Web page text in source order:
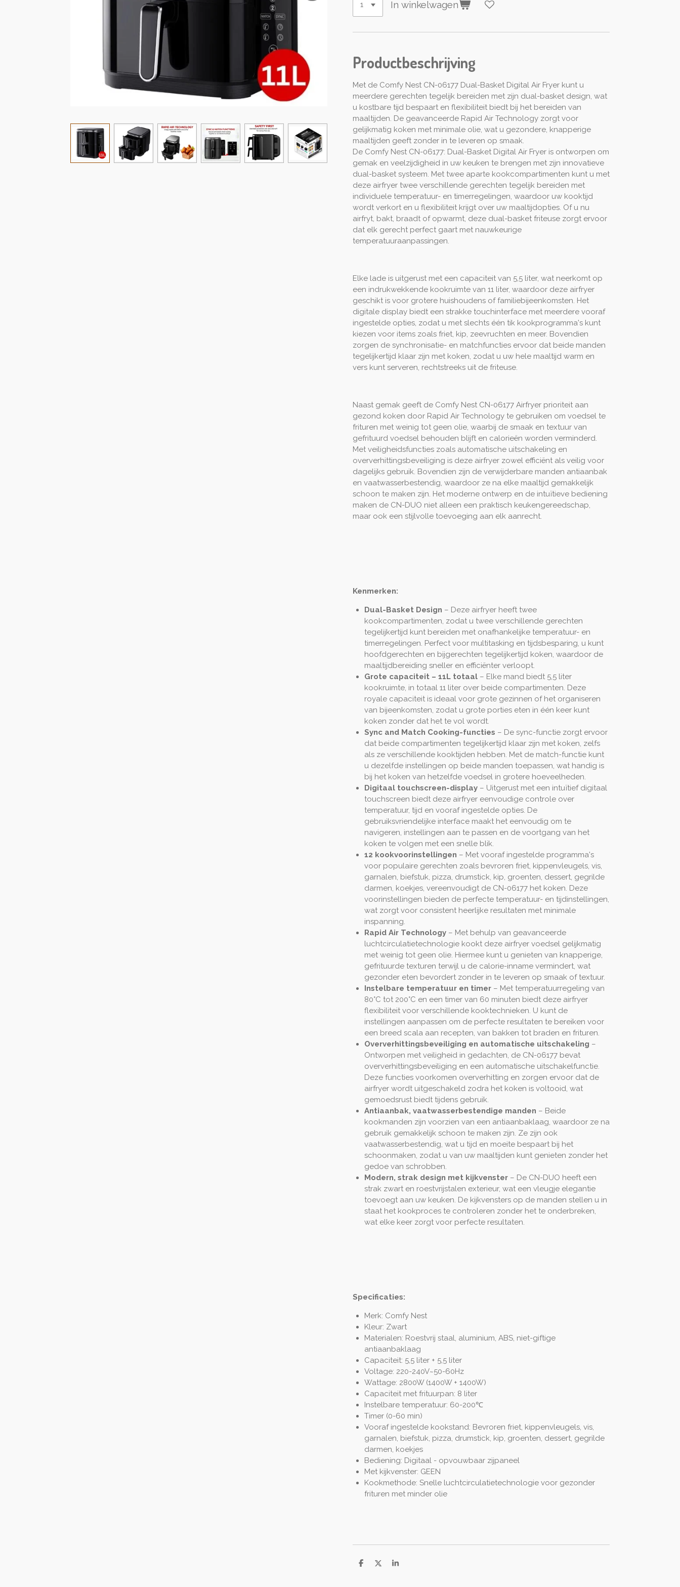
In winkelwagen
Productbeschrijving
Met de Comfy Nest CN-06177 Dual-Basket Digital Air Fryer kunt u
meerdere gerechten tegelijk bereiden met zijn dual-basket design, wat
u kostbare tijd bespaart en flexibiliteit biedt bij het bereiden van
maaltijden. De geavanceerde Rapid Air Technology zorgt voor
gelijkmatig koken met minimale olie, wat u gezondere, knapperige
maaltijden geeft zonder in te leveren op smaak.
De Comfy Nest CN-06177: Dual-Basket Digital Air Fryer is ontworpen om
gemak en veelzijdigheid in uw keuken te brengen met zijn innovatieve
dual-basket systeem. Met twee aparte kookcompartimenten kunt u met
deze airfryer twee verschillende gerechten tegelijk bereiden met
individuele temperatuur- en timerregelingen, waardoor uw kooktijd
wordt verkort en u flexibiliteit krijgt over uw maaltijdopties. Of u nu
airfryt, bakt, braadt of opwarmt, deze dual-basket friteuse zorgt ervoor
dat elk gerecht perfect gaart met nauwkeurige
temperatuuraanpassingen.
Elke lade is uitgerust met een capaciteit van 5,5 liter, wat neerkomt op
een indrukwekkende kookruimte van 11 liter, waardoor deze airfryer
geschikt is voor grotere huishoudens of familiebijeenkomsten. Het
digitale display biedt een strakke touchinterface met meerdere vooraf
ingestelde opties, zodat u met slechts één tik kookprogramma's kunt
kiezen voor items zoals friet, kip, zeevruchten en meer. Bovendien
zorgen de synchronisatie- en matchfuncties ervoor dat beide manden
tegelijkertijd klaar zijn met koken, zodat u uw hele maaltijd warm en
vers kunt serveren, rechtstreeks uit de friteuse.
Naast gemak geeft de Comfy Nest CN-06177 Airfryer prioriteit aan
gezond koken door Rapid Air Technology te gebruiken om voedsel te
frituren met weinig tot geen olie, waarbij de smaak en textuur van
gefrituurd voedsel behouden blijft en calorieën worden verminderd.
Met veiligheidsfuncties zoals automatische uitschakeling en
oververhittingsbeveiliging is deze airfryer zowel efficiënt als veilig voor
dagelijks gebruik. Bovendien zijn de verwijderbare manden antiaanbak
en vaatwasserbestendig, waardoor ze na elke maaltijd gemakkelijk
schoon te maken zijn. Het moderne ontwerp en de intuïtieve bediening
maken de CN-DUO niet alleen een praktisch keukengereedschap,
maar ook een stijlvolle toevoeging aan elk aanrecht.
Kenmerken:
Dual-Basket Design – Deze airfryer heeft twee
kookcompartimenten, zodat u twee verschillende gerechten
tegelijkertijd kunt bereiden met onafhankelijke temperatuur- en
timerregelingen. Perfect voor multitasking en tijdsbesparing, u kunt
hoofdgerechten en bijgerechten tegelijkertijd koken, waardoor de
maaltijdbereiding sneller en efficiënter verloopt.
Grote capaciteit – 11L totaal – Elke mand biedt 5,5 liter
kookruimte, in totaal 11 liter over beide compartimenten. Deze
royale capaciteit is ideaal voor grote gezinnen of het organiseren
van bijeenkomsten, zodat u grote porties eten in één keer kunt
koken zonder dat het te vol wordt.
Sync and Match Cooking-functies – De sync-functie zorgt ervoor
dat beide compartimenten tegelijkertijd klaar zijn met koken, zelfs
als ze verschillende kooktijden hebben. Met de match-functie kunt
u dezelfde instellingen op beide manden toepassen, wat handig is
bij het koken van hetzelfde voedsel in grotere hoeveelheden.
Digitaal touchscreen-display – Uitgerust met een intuïtief digitaal
touchscreen biedt deze airfryer eenvoudige controle over
temperatuur, tijd en vooraf ingestelde opties. De
gebruiksvriendelijke interface maakt het eenvoudig om te
navigeren, instellingen aan te passen en de voortgang van het
koken te volgen met een snelle blik.
12 kookvoorinstellingen – Met vooraf ingestelde programma's
voor populaire gerechten zoals bevroren friet, kippenvleugels, vis,
garnalen, biefstuk, pizza, drumstick, kip, groenten, dessert, gegrilde
darmen, koekjes, vereenvoudigt de CN-06177 het koken. Deze
voorinstellingen bieden de perfecte temperatuur- en tijdinstellingen,
wat zorgt voor consistent heerlijke resultaten met minimale
inspanning.
Rapid Air Technology – Met behulp van geavanceerde
luchtcirculatietechnologie kookt deze airfryer voedsel gelijkmatig
met weinig tot geen olie. Hiermee kunt u genieten van knapperige,
gefrituurde texturen terwijl u de calorie-inname vermindert, wat
gezonder eten bevordert zonder in te leveren op smaak of textuur.
Instelbare temperatuur en timer – Met temperatuurregeling van
80°C tot 200°C en een timer van 60 minuten biedt deze airfryer
flexibiliteit voor verschillende kooktechnieken. U kunt de
instellingen aanpassen om de perfecte resultaten te bereiken voor
een breed scala aan recepten, van bakken tot braden en frituren.
Oververhittingsbeveiliging en automatische uitschakeling –
Ontworpen met veiligheid in gedachten, de CN-06177 bevat
oververhittingsbeveiliging en een automatische uitschakelfunctie.
Deze functies voorkomen oververhitting en zorgen ervoor dat de
airfryer wordt uitgeschakeld zodra het koken is voltooid, wat
gemoedsrust biedt tijdens gebruik.
Antiaanbak, vaatwasserbestendige manden – Beide
kookmanden zijn voorzien van een antiaanbaklaag, waardoor ze na
gebruik gemakkelijk schoon te maken zijn. Ze zijn ook
vaatwasserbestendig, wat u tijd en moeite bespaart bij het
schoonmaken, zodat u van uw maaltijden kunt genieten zonder het
gedoe van schrobben.
Modern, strak design met kijkvenster – De CN-DUO heeft een
strak zwart en roestvrijstalen exterieur, wat een vleugje elegantie
toevoegt aan uw keuken. De kijkvensters op de manden stellen u in
staat het kookproces te controleren zonder het te onderbreken,
wat elke keer zorgt voor perfecte resultaten.
Specificaties:
Merk: Comfy Nest
Kleur: Zwart
Materialen: Roestvrij staal, aluminium, ABS, niet-giftige
antiaanbaklaag
Capaciteit: 5,5 liter + 5,5 liter
Voltage: 220-240V~50-60Hz
Wattage: 2800W (1400W + 1400W)
Capaciteit met frituurpan: 8 liter
Instelbare temperatuur: 60-200℃
Timer (0-60 min)
Vooraf ingestelde kookstand: Bevroren friet, kippenvleugels, vis,
garnalen, biefstuk, pizza, drumstick, kip, groenten, dessert, gegrilde
darmen, koekjes
Bediening: Digitaal - opvouwbaar zijpaneel
Met kijkvenster: GEEN
Kookmethode: Snelle luchtcirculatietechnologie voor gezonder
frituren met minder olie
D
D
S